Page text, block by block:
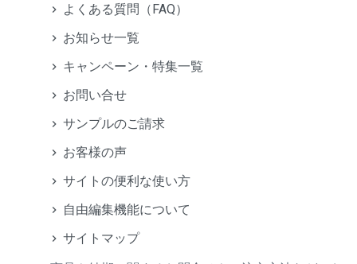
よくある質問（FAQ）
お知らせ一覧
キャンペーン・特集一覧
お問い合せ
サンプルのご請求
お客様の声
サイトの便利な使い方
自由編集機能について
サイトマップ